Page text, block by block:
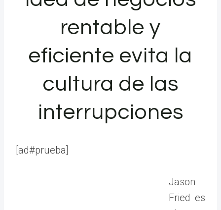
rentable y
eficiente evita la
cultura de las
interrupciones
[ad#prueba]
Jason
Fried es